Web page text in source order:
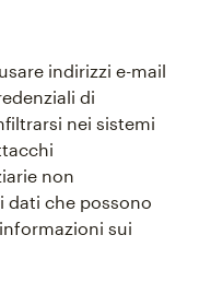
indirizzi e-mail
di
nei sistemi
non
dati che possono
sui